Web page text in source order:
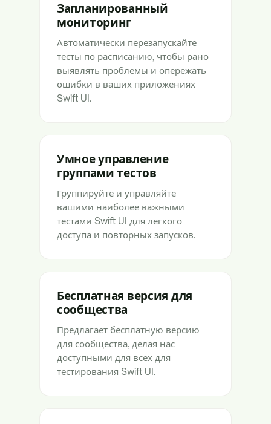
Запланированный
мониторинг
Автоматически перезапускайте
тесты по расписанию, чтобы рано
выявлять проблемы и опережать
ошибки в ваших приложениях
Swift UI.
Умное управление
группами тестов
Группируйте и управляйте
вашими наиболее важными
тестами Swift UI для легкого
доступа и повторных запусков.
Бесплатная версия для
сообщества
Предлагает бесплатную версию
для сообщества, делая нас
доступными для всех для
тестирования Swift UI.